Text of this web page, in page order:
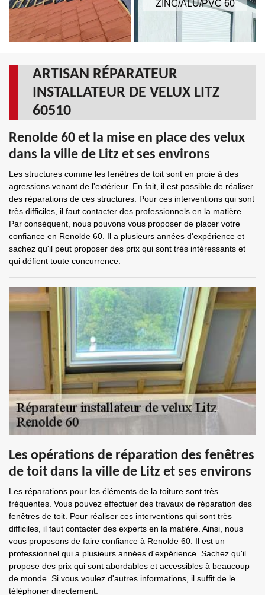
ZINC/ALU/PVC 60
ARTISAN RÉPARATEUR
INSTALLATEUR DE VELUX LITZ
60510
Renolde 60 et la mise en place des velux
dans la ville de Litz et ses environs
Les structures comme les fenêtres de toit sont en proie à des
agressions venant de l'extérieur. En fait, il est possible de réaliser
des réparations de ces structures. Pour ces interventions qui sont
très difficiles, il faut contacter des professionnels en la matière.
Par conséquent, nous pouvons vous proposer de placer votre
confiance en Renolde 60. Il a plusieurs années d'expérience et
sachez qu'il peut proposer des prix qui sont très intéressants et
qui défient toute concurrence.
Les opérations de réparation des fenêtres
de toit dans la ville de Litz et ses environs
Les réparations pour les éléments de la toiture sont très
fréquentes. Vous pouvez effectuer des travaux de réparation des
fenêtres de toit. Pour réaliser ces interventions qui sont très
difficiles, il faut contacter des experts en la matière. Ainsi, nous
vous proposons de faire confiance à Renolde 60. Il est un
professionnel qui a plusieurs années d'expérience. Sachez qu'il
propose des prix qui sont abordables et accessibles à beaucoup
de monde. Si vous voulez d'autres informations, il suffit de le
téléphoner directement.